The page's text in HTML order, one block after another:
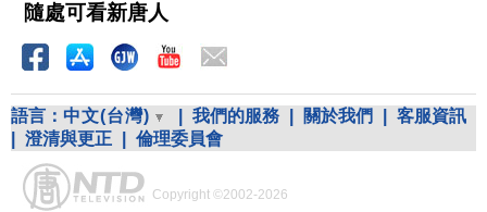
隨處可看新唐人
語言： 中文(台灣) 我們的服務 關於我們
客服資訊
澄清與更正 倫理委員會
Copyright ©2002-2026